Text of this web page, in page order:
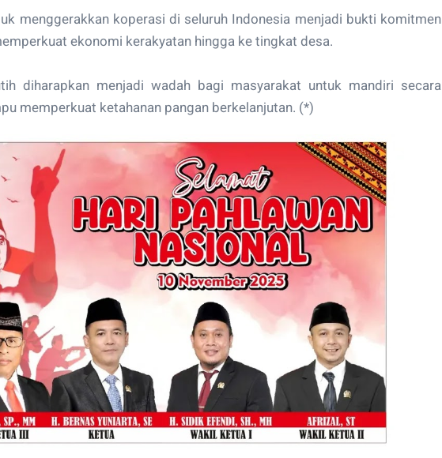
menggerakkan koperasi di seluruh Indonesia menjadi bukti komitmen
ekonomi kerakyatan hingga ke tingkat desa.
diharapkan menjadi wadah bagi masyarakat untuk mandiri secara
memperkuat ketahanan pangan berkelanjutan. (*)